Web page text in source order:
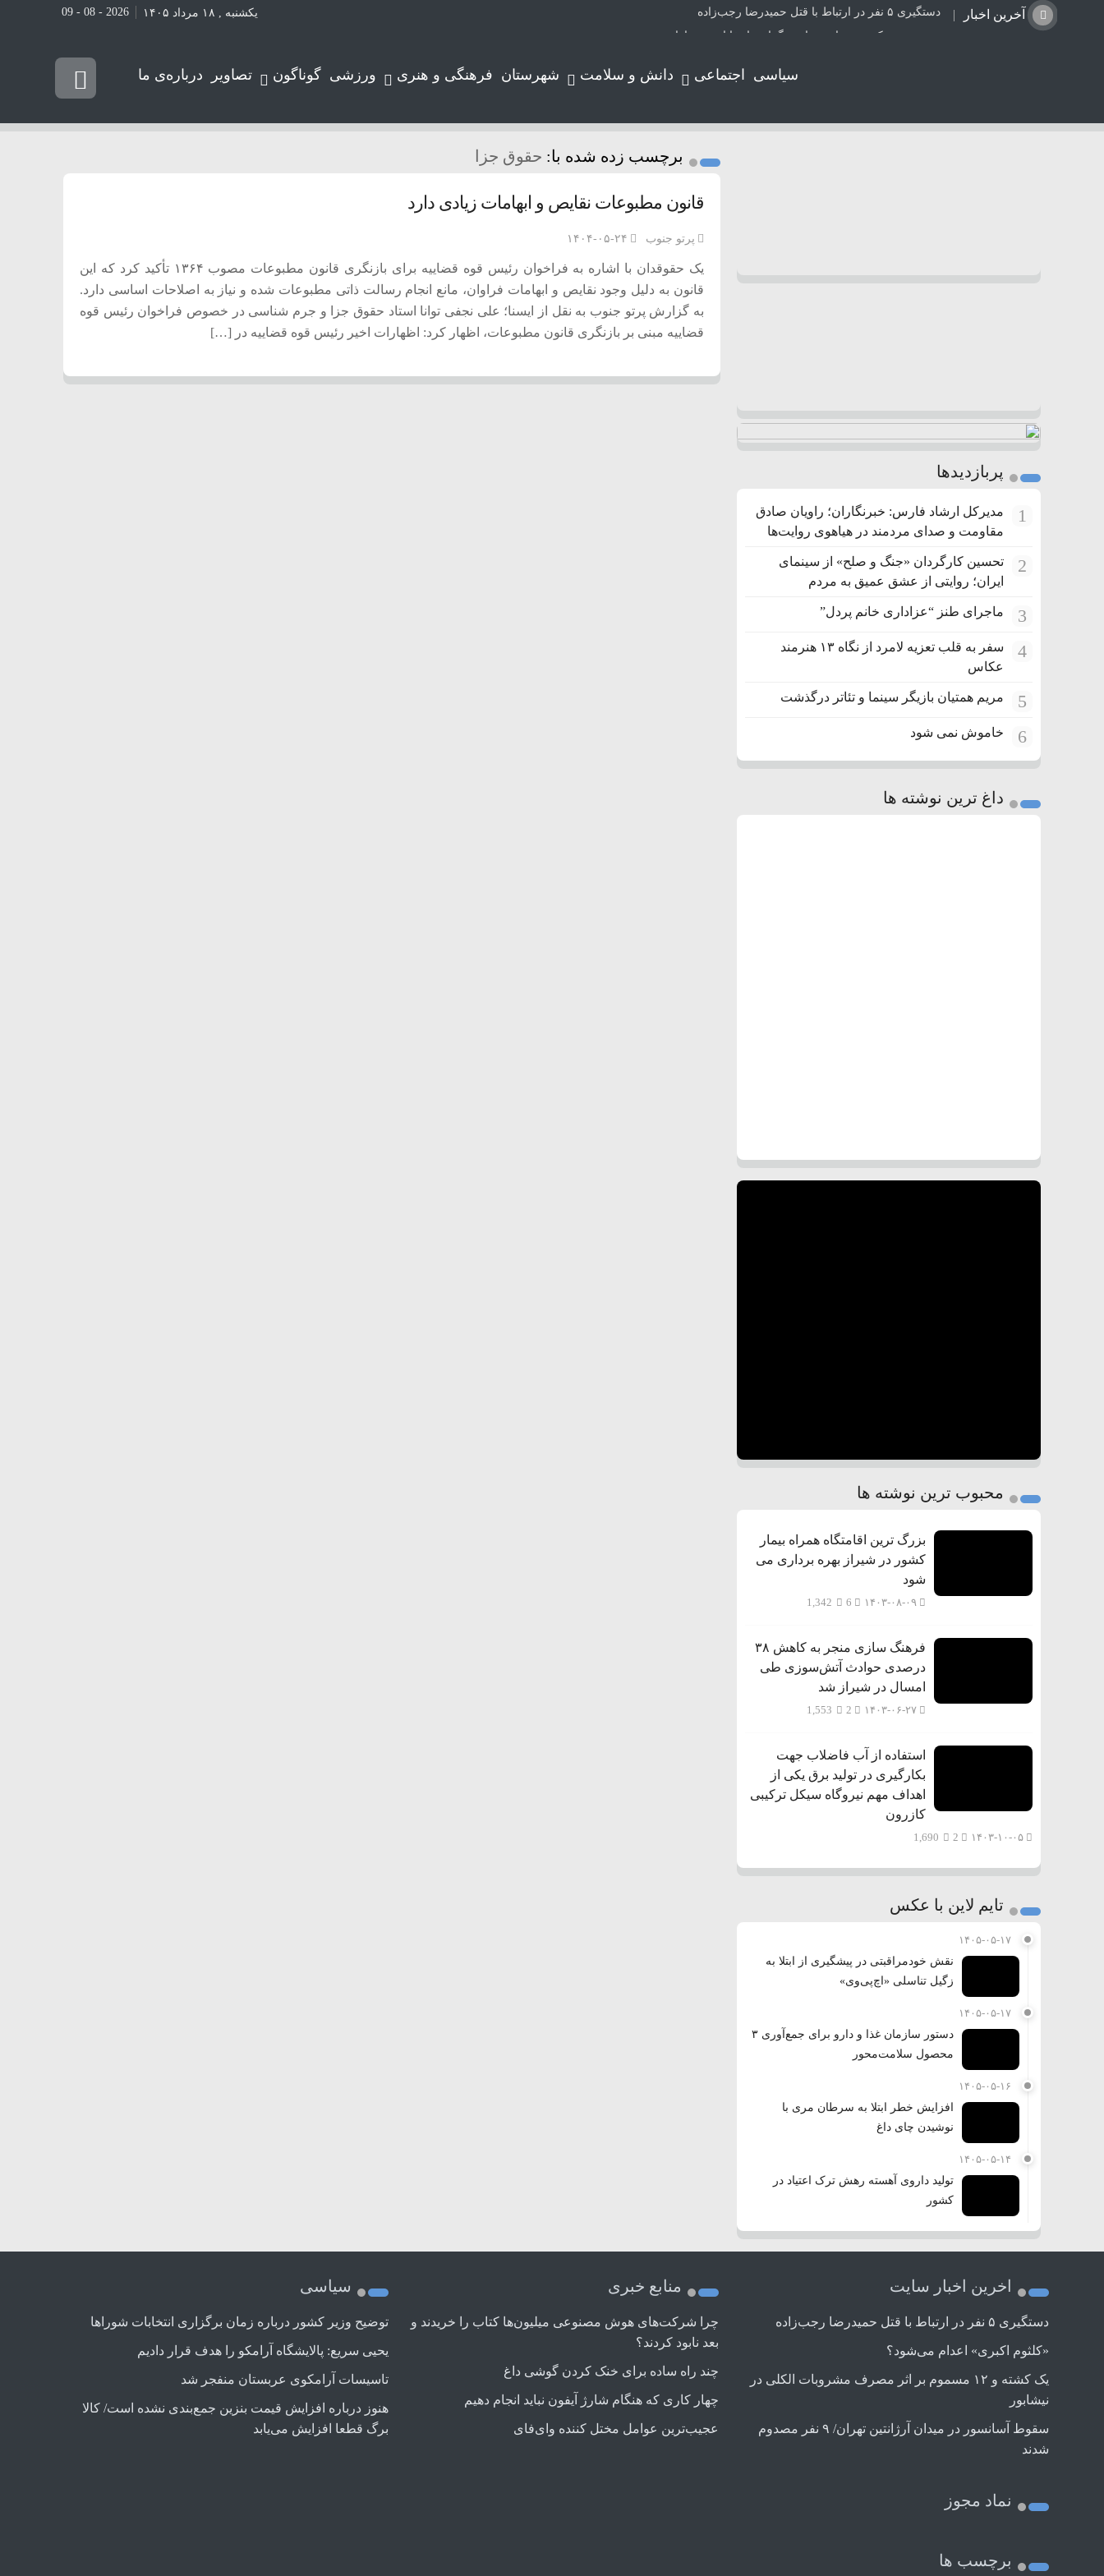
آخرین اخبار
دستگیری ۵ نفر در ارتباط با قتل حمیدرضا رجب‌زاده
توضیح وزیر کشور درباره زمان برگزاری انتخابات شوراها
یحیی سریع: پالایشگاه آرامکو را هدف قرار دادیم
پرونده تخریب ساباط تاریخی کازرون در شعبه ویژه قضایی بررسی می‌شود
یکشنبه , ۱۸ مرداد ۱۴۰۵ 2026 - 08 - 09
سیاسی اجتماعی دانش و سلامت شهرستان فرهنگی و هنری ورزشی گوناگون تصاویر درباره‌ی ما
برچسب زده شده با: حقوق جزا
قانون مطبوعات نقایص و ابهامات زیادی دارد
پرتو جنوب ۱۴۰۴-۰۵-۲۴
یک حقوقدان با اشاره به فراخوان رئیس قوه قضاییه برای بازنگری قانون مطبوعات مصوب ۱۳۶۴ تأکید کرد که این
قانون به دلیل وجود نقایص و ابهامات فراوان، مانع انجام رسالت ذاتی مطبوعات شده و نیاز به اصلاحات اساسی دارد.
به گزارش پرتو جنوب به نقل از ایسنا؛ علی نجفی توانا استاد حقوق جزا و جرم شناسی در خصوص فراخوان رئیس قوه
قضاییه مبنی بر بازنگری قانون مطبوعات، اظهار کرد: اظهارات اخیر رئیس قوه قضاییه در […]
پربازدیدها
1
مدیرکل ارشاد فارس: خبرنگاران؛ راویان صادق
مقاومت و صدای مردمند در هیاهوی روایت‌ها
2
تحسین کارگردان «جنگ و صلح» از سینمای
ایران؛ روایتی از عشق عمیق به مردم
3 ماجرای طنز “عزاداری خانم پردل”
4
سفر به قلب تعزیه لامرد از نگاه ۱۳ هنرمند
عکاس
5 مریم همتیان بازیگر سینما و تئاتر درگذشت
6 خاموش نمی شود
داغ ترین نوشته ها
محبوب ترین نوشته ها
بزرگ ترین اقامتگاه همراه بیمار
کشور در شیراز بهره برداری می
شود
۱۴۰۳-۰۸-۰۹ 1,342
فرهنگ سازی منجر به کاهش ۳۸
درصدی حوادث آتش‌سوزی طی
امسال در شیراز شد
۱۴۰۳-۰۶-۲۷ 1,553
استفاده از آب فاضلاب جهت
بکارگیری در تولید برق یکی از
اهداف مهم نیروگاه سیکل ترکیبی
کازرون
۱۴۰۳-۱۰-۰۵ 1,690
تایم لاین با عکس
۱۴۰۵-۰۵-۱۷
نقش خودمراقبتی در پیشگیری از ابتلا به
زگیل تناسلی «اچ‌پی‌وی»
۱۴۰۵-۰۵-۱۷
دستور سازمان غذا و دارو برای جمع‌آوری ۳
محصول سلامت‌محور
۱۴۰۵-۰۵-۱۶
افزایش خطر ابتلا به سرطان مری با
نوشیدن چای داغ
۱۴۰۵-۰۵-۱۴
تولید داروی آهسته رهش ترک اعتیاد در
کشور
اخرین اخبار سایت
دستگیری ۵ نفر در ارتباط با قتل حمیدرضا رجب‌زاده
«کلثوم اکبری» اعدام می‌شود؟
یک کشته و ۱۲ مسموم بر اثر مصرف مشروبات الکلی در
نیشابور
سقوط آسانسور در میدان آرژانتین تهران/ ۹ نفر مصدوم
شدند
نماد مجوز
منابع خبری
چرا شرکت‌های هوش مصنوعی میلیون‌ها کتاب را خریدند و
بعد نابود کردند؟
چند راه‌ ساده برای خنک کردن گوشی داغ
چهار کاری که هنگام شارژ آیفون نباید انجام دهیم
عجیب‌ترین عوامل مختل کننده وای‌فای
سیاسی
توضیح وزیر کشور درباره زمان برگزاری انتخابات شوراها
یحیی سریع: پالایشگاه آرامکو را هدف قرار دادیم
تاسیسات آرامکوی عربستان منفجر شد
هنوز درباره افزایش قیمت بنزین جمع‌بندی نشده است/ کالا
برگ قطعا افزایش می‌یابد
برچسب ها